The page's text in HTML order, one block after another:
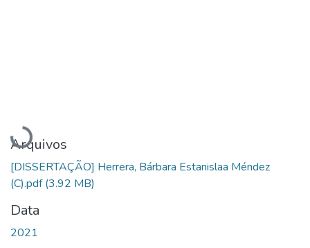
Carregando...
Arquivos
[DISSERTAÇÃO] Herrera, Bárbara Estanislaa Méndez
(C).pdf(3.92 MB)
Data
2021